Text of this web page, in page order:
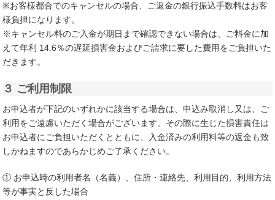
※お客様都合でのキャンセルの場合、ご返金の銀行振込手数料はお客
様負担になります。
※キャンセル料のご入金が期日まで確認できない場合は、ご料金に加
えて年利 14.6％の遅延損害金およびご請求に要した費用をご負担いた
だきます。
３ ご利用制限
お申込者が下記のいずれかに該当する場合は、申込み取消し又は、ご
利用をご遠慮いただく場合がございます。その際に生じた損害責任は
お申込者にご負担いただくとともに、入金済みの利用料等の返金も致
しかねますのであらかじめご了承ください。
① お申込時の利用者名（名義）、住所・連絡先、利用目的、利用方法
等が事実と反した場合